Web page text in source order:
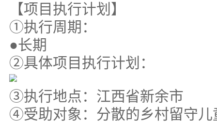
【项目执行计划】
①执行周期：
●长期
②具体项目执行计划：
③执行地点：江西省新余市
④受助对象：分散的乡村留守儿